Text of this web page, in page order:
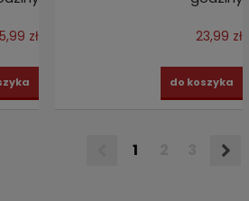
zł 23,99 zł
do koszyka
1